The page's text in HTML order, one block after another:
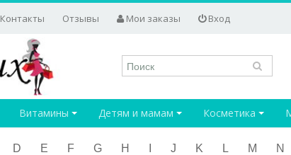
Контакты Отзывы Мои заказы Вход
Витамины Детям и мамам Косметика
D E F G H J K L M N